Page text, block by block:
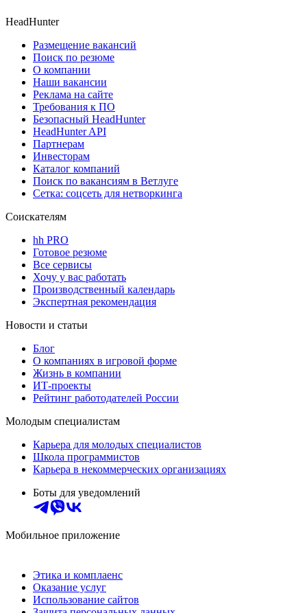
HeadHunter
Размещение вакансий
Поиск по резюме
О компании
Наши вакансии
Реклама на сайте
Требования к ПО
Безопасный HeadHunter
HeadHunter API
Партнерам
Инвесторам
Каталог компаний
Поиск по вакансиям в Ветлуге
Сетка: соцсеть для нетворкинга
Соискателям
hh PRO
Готовое резюме
Все сервисы
Хочу у вас работать
Производственный календарь
Экспертная рекомендация
Новости и статьи
Блог
О компаниях в игровой форме
Жизнь в компании
ИТ-проекты
Рейтинг работодателей России
Молодым специалистам
Карьера для молодых специалистов
Школа программистов
Карьера в некоммерческих организациях
Боты для уведомлений
Мобильное приложение
Этика и комплаенс
Оказание услуг
Использование сайтов